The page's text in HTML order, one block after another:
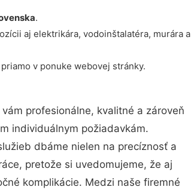
.
aj elektrikára, vodoinštalatéra, murára a
v ponuke webovej stránky.
vám profesionálne, kvalitné a zároveň
individuálnym požiadavkám.
dbáme nielen na precíznosť a
pretože si uvedomujeme, že aj
komplikácie. Medzi naše firemné